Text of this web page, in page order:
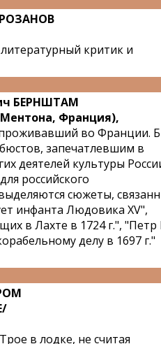
критик и
БЕРНШТАМ
Ментона, Франция),
проживавший во Франции.
запечатлевшим в
деятелей культуры
российского
сюжеты,
инфанта Людовика XV",
в Лахте в 1724 г.", "Петр
делу в 1697 г."
в лодке, не считая